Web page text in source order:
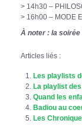
> 14h30 –
> 16h00 – MODE
À noter : la soirée
Articles liés :
Les playlists
La playlist
Quand les
Badiou au
Les